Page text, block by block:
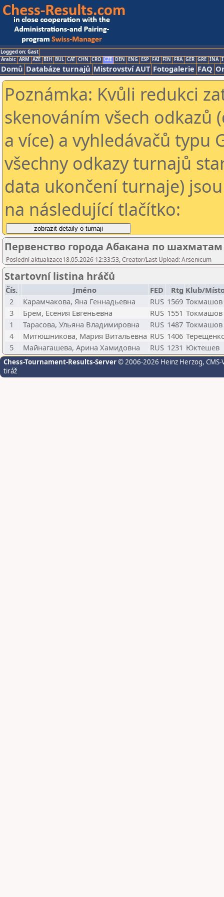
Logged on: Gast
Arabic ARM AZE BIH BUL CAT CHN CRO CZE DEN ENG ESP FAI FIN FRA GER GRE INA
Domů Databáze turnajů Mistrovství AUT Fotogalerie FAQ
Poznámka: Kvůli redukci
skenováním všech odkazů
a více) a vyhledávačů typu
všechny odkazy turnajů
data ukončení turnaje)
na následující tlačítko:
Первенство города Абакана по
Poslední aktualizace18.05.2026 12:33:53, Creator/Last Upload: Arsenicum
Startovní listina hráčů
Čís. Jméno FED Rtg Klub/
2
Карамчакова, Яна Геннадьевна RUS 1569 Токмашов
3
Брем, Есения Евгеньевна RUS 1551 Токмашов
1
Тарасова, Ульяна Владимировна RUS 1487 Токмашов
4
Митюшникова, Мария Витальевна RUS 1406
5
Майнагашева, Арина Хамидовна RUS 1231 Юктешев
Chess-Tournament-Results-Server© 2006-2026 Heinz Herzog,
tiráž